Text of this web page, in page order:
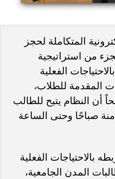
المتكاملة لحجز
من استراتيجية
الفعلية
المقدمة للطلاب،
أن النظام يتيح للطالب
صباحًا وحتى الساعة
بالاحتياجات الفعلية
المدن الجامعية،
يعتمد جدول إمتحانات الدور
للعام الدراسي ٢٠٢٥...